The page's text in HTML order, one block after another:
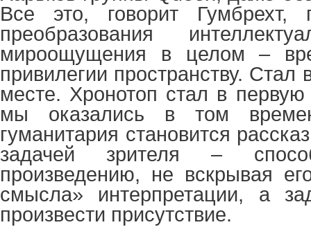
Все это, говорит Гумбрехт,
преобразования
мироощущения в целом –
привилегии пространству.
месте. Хронотоп стал в
мы оказались в том
гуманитария становится
задачей зрителя –
произведению, не вскрывая
смысла» интерпретации, а
произвести присутствие.